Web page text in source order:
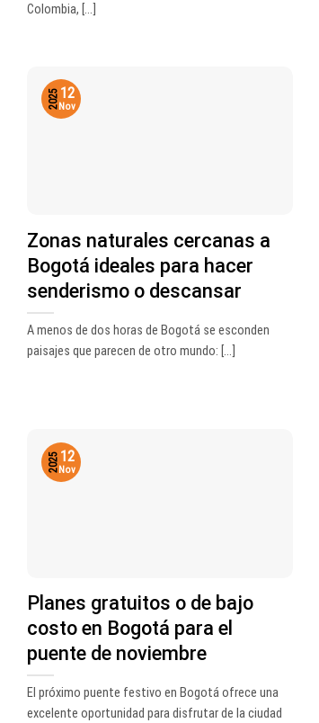
Colombia, [...]
Zonas naturales cercanas a
Bogotá ideales para hacer
senderismo o descansar
A menos de dos horas de Bogotá se esconden
paisajes que parecen de otro mundo: [...]
12
Nov
2025
Planes gratuitos o de bajo
costo en Bogotá para el
puente de noviembre
El próximo puente festivo en Bogotá ofrece una
excelente oportunidad para disfrutar de la ciudad
12
Nov
2025